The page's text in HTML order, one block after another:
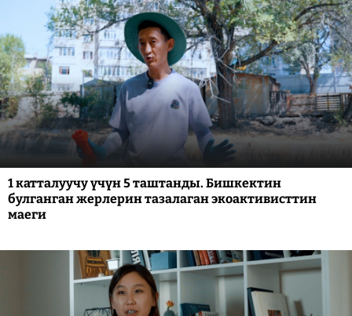
1 катталуучу үчүн 5 таштанды. Бишкектин
булганган жерлерин тазалаган экоактивисттин
маеги